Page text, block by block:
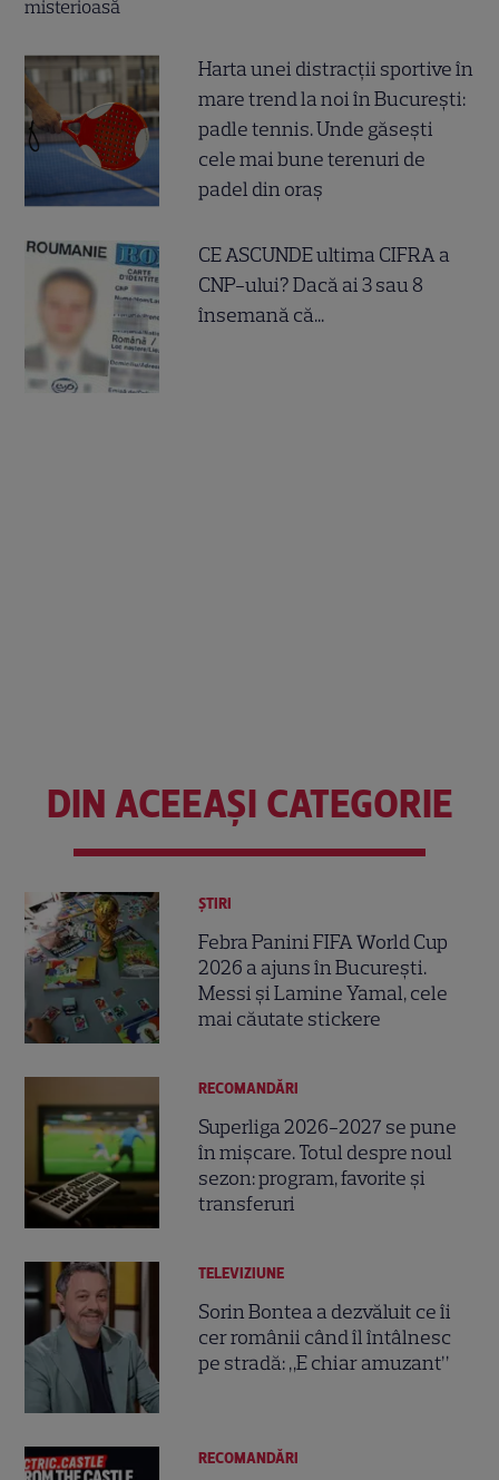
Harta unei distracții sportive în
mare trend la noi în București:
padle tennis. Unde găsești
cele mai bune terenuri de
padel din oraș
CE ASCUNDE ultima CIFRA a
CNP-ului? Dacă ai 3 sau 8
însemană că...
DIN ACEEAȘI CATEGORIE
ȘTIRI
Febra Panini FIFA World Cup
2026 a ajuns în București.
Messi și Lamine Yamal, cele
mai căutate stickere
RECOMANDĂRI
Superliga 2026-2027 se pune
în mișcare. Totul despre noul
sezon: program, favorite și
transferuri
TELEVIZIUNE
Sorin Bontea a dezvăluit ce îi
cer românii când îl întâlnesc
pe stradă: „E chiar amuzant”
RECOMANDĂRI